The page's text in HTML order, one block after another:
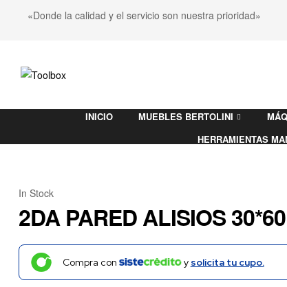
«Donde la calidad y el servicio son nuestra prioridad»
INICIO MUEBLES BERTOLINI
HERRAMIENTAS
In Stock
2DA PARED ALISIOS
Compra con y solicita tu cupo.